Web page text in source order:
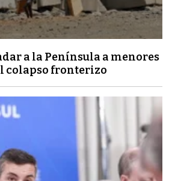
a la Península a menores
colapso fronterizo